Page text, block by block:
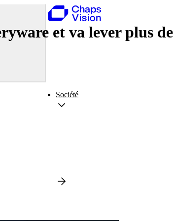
Société
et va lever plus